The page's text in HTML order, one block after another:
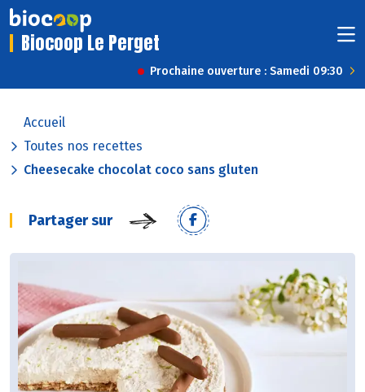
Biocoop Le Perget
Prochaine ouverture : Samedi 09:30
Accueil
Toutes nos recettes
Cheesecake chocolat coco sans gluten
Partager sur